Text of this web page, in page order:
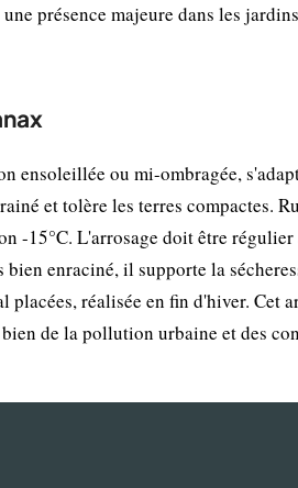
présence majeure dans les
ensoleillée ou mi-ombragée,
et tolère les terres compactes.
-15°C. L'arrosage doit être
bien enraciné, il supporte la
réalisée en fin d'hiver. Cet
de la pollution urbaine et des